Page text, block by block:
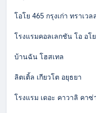
โอโย 465 กรุงเก่า ทราเวล
โรงแรมคอลเลกชัน โอ อโ
บ้านฉัน โฮสเทล
ลิตเติ้ล เกียวโต อยุธยา